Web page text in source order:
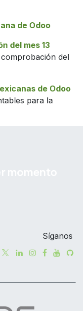
de Odoo
del mes 13
del
de Odoo
para la
Síganos